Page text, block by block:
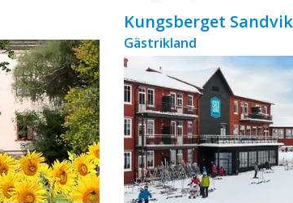
Kungsberget
Gästrikland